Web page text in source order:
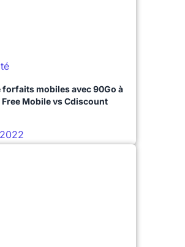
forfaits mobiles avec 90Go à
Mobile vs Cdiscount